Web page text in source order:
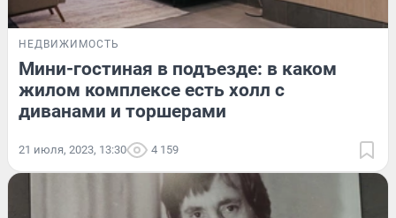
НЕДВИЖИМОСТЬ
Мини-гостиная в подъезде: в каком
жилом комплексе есть холл с
диванами и торшерами
21 июля, 2023, 13:30 4 159